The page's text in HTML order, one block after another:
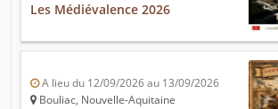
Les Médiévalence 2026
A lieu du 12/09/2026 au 13/09/2026
Bouliac, Nouvelle-Aquitaine